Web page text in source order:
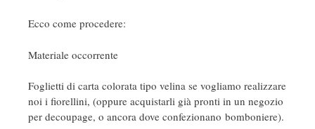
Ecco come procedere:
Materiale occorrente
Foglietti di carta colorata tipo velina se vogliamo realizzare
noi i fiorellini, (oppure acquistarli già pronti in un negozio
per decoupage, o ancora dove confezionano bomboniere).